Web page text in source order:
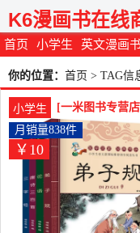
首页 小学生 英文漫画
K6漫画书在线
你的位置： 首页 > TAG信
小学生
[一米图书专营
早教儿童版鉴赏
￥10
月销量838件